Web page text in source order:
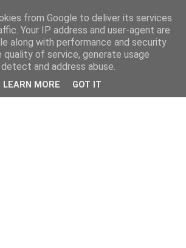
from Google to deliver its services
Your IP address and user-agent are
along with performance and security
of service, generate usage
and address abuse.
LEARN MORE GOT IT